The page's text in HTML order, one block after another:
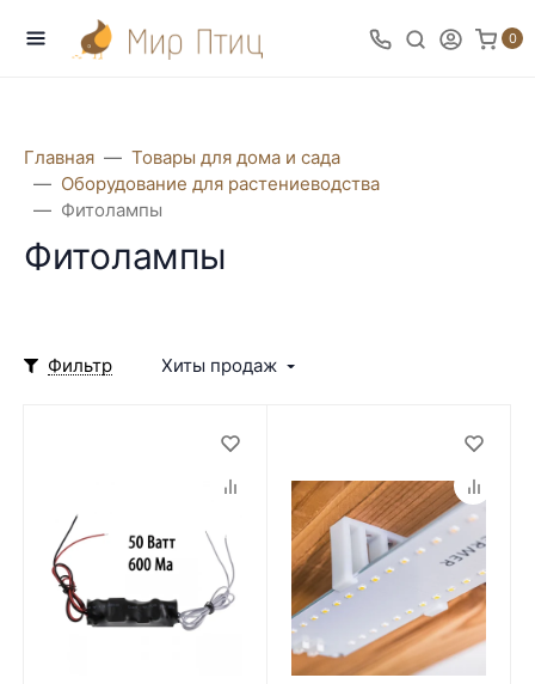
0
Главная
Товары для дома и сада
Оборудование для растениеводства
Фитолампы
Фитолампы
Фильтр Хиты продаж